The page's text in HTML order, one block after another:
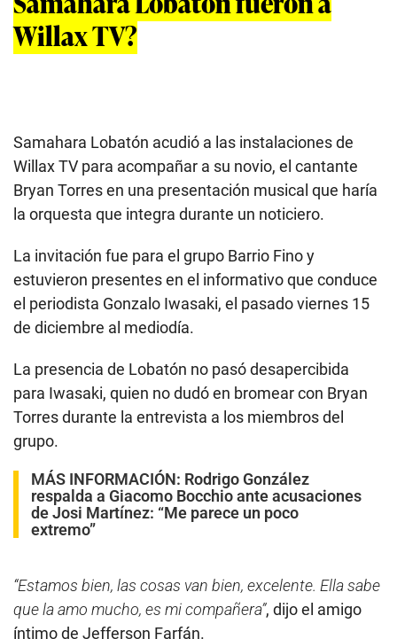
Willax TV?
Samahara Lobatón acudió a las instalaciones de
Willax TV para acompañar a su novio, el cantante
Bryan Torres en una presentación musical que haría
la orquesta que integra durante un noticiero.
La invitación fue para el grupo Barrio Fino y
estuvieron presentes en el informativo que conduce
el periodista Gonzalo Iwasaki, el pasado viernes 15
de diciembre al mediodía.
La presencia de Lobatón no pasó desapercibida
para Iwasaki, quien no dudó en bromear con Bryan
Torres durante la entrevista a los miembros del
grupo.
MÁS INFORMACIÓN: Rodrigo González
respalda a Giacomo Bocchio ante acusaciones
de Josi Martínez: “Me parece un poco
extremo”
“Estamos bien, las cosas van bien, excelente. Ella sabe
que la amo mucho, es mi compañera”, dijo el amigo
íntimo de Jefferson Farfán.